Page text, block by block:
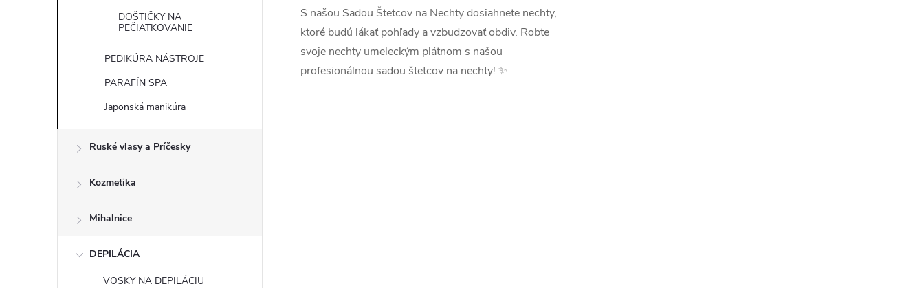
DOŠTIČKY NA
PEČIATKOVANIE
PEDIKÚRA NÁSTROJE
PARAFÍN SPA
Japonská manikúra
Ruské vlasy a Príčesky
Kozmetika
Mihalnice
DEPILÁCIA
VOSKY NA DEPILÁCIU
S našou Sadou Štetcov na Nechty dosiahnete nechty,
ktoré budú lákať pohľady a vzbudzovať obdiv. Robte
svoje nechty umeleckým plátnom s našou
profesionálnou sadou štetcov na nechty! ✨